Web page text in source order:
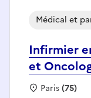
Infirmier
et
Médical et
Localisation :
Paris(75)